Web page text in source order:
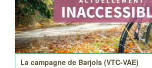
La campagne de Barjols (VTC-VAE)